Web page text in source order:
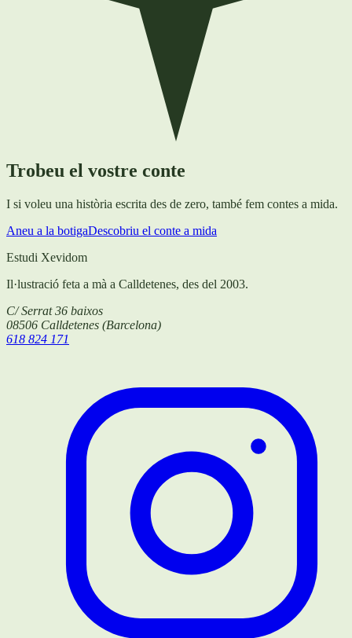
Trobeu el vostre conte
I si voleu una història escrita des de zero, també fem contes a mida.
Aneu a la botigaDescobriu el conte a mida
Estudi Xevidom
Il·lustració feta a mà a Calldetenes, des del 2003.
C/ Serrat 36 baixos
08506 Calldetenes (Barcelona)
618 824 171